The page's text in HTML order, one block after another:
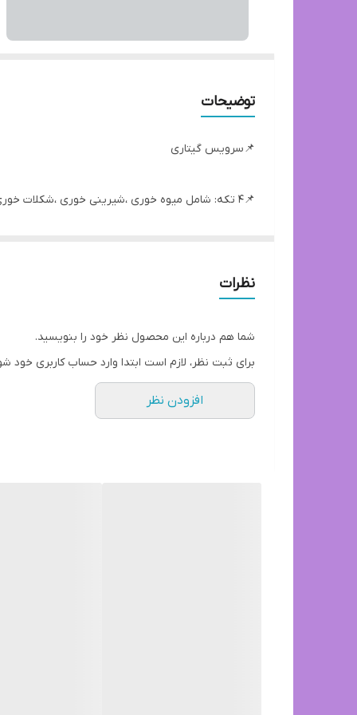
توضیحات
📌سرویس گیتاری
📌۴ تکه: شامل میوه خوری ،شیرینی خوری ،شکلات خوری ،آجیل خوری
نظرات
شما هم درباره این محصول نظر خود را بنویسید.
برای ثبت نظر، لازم است ابتدا وارد حساب کاربری خود
افزودن نظر